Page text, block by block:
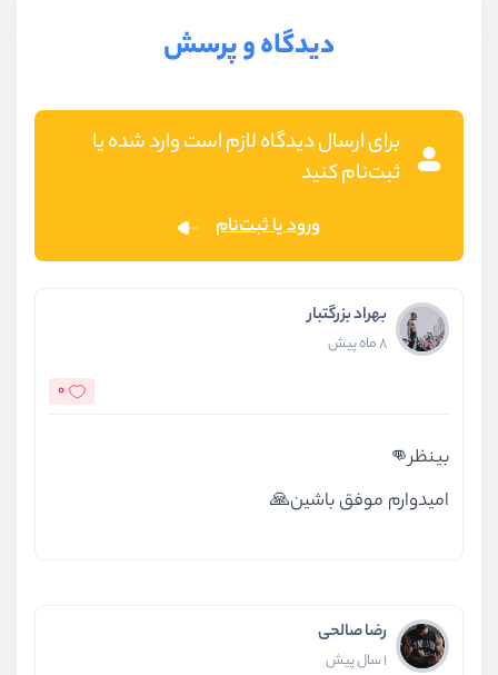
دیدگاه و پرسش
برای ارسال دیدگاه لازم است وارد شده یا
ثبت‌نام کنید
ورود یا ثبت‌نام
بهراد بزرگتبار
8 ماه پیش
0
بینظر👊
امیدوارم موفق باشین🙏
رضا صالحی
1 سال پیش